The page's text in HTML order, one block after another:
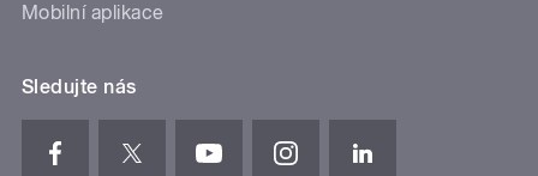
Mobilní aplikace
Sledujte nás